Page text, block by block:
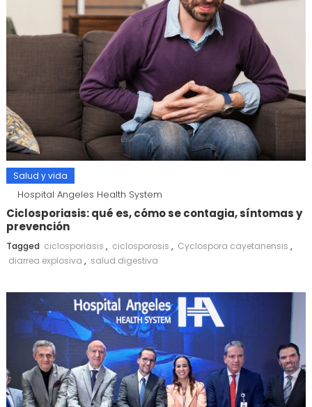
Salud y vida
Hospital Angeles Health System
Ciclosporiasis: qué es, cómo se contagia, síntomas y
prevención
Tagged ciclosporiasis , ciclosporosis , Cyclospora cayetanensis ,
diarrea explosiva , salud digestiva